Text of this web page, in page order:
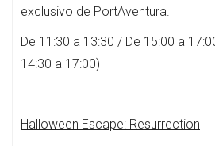
exclusivo de PortAventura.
De 11:30 a 13:30 / De 15:00 a
14:30 a 17:00)
Halloween Escape: Resurrection